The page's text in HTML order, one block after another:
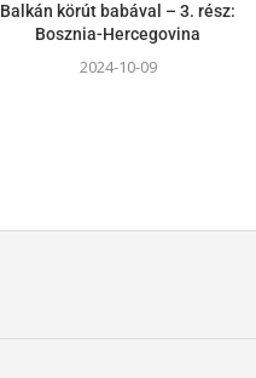
Balkán körút babával – 3. rész:
Bosznia-Hercegovina
2024-10-09